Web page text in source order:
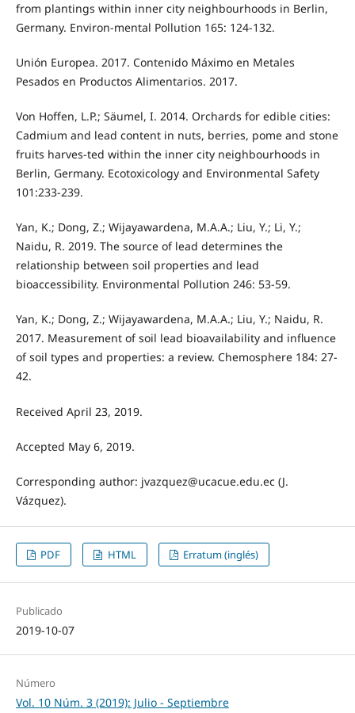
from plantings within inner city neighbourhoods in Berlin,
Germany. Environ-mental Pollution 165: 124-132.
Unión Europea. 2017. Contenido Máximo en Metales
Pesados en Productos Alimentarios. 2017.
Von Hoffen, L.P.; Säumel, I. 2014. Orchards for edible cities:
Cadmium and lead content in nuts, berries, pome and stone
fruits harves-ted within the inner city neighbourhoods in
Berlin, Germany. Ecotoxicology and Environmental Safety
101:233-239.
Yan, K.; Dong, Z.; Wijayawardena, M.A.A.; Liu, Y.; Li, Y.;
Naidu, R. 2019. The source of lead determines the
relationship between soil properties and lead
bioaccessibility. Environmental Pollution 246: 53-59.
Yan, K.; Dong, Z.; Wijayawardena, M.A.A.; Liu, Y.; Naidu, R.
2017. Measurement of soil lead bioavailability and influence
of soil types and properties: a review. Chemosphere 184: 27-
42.
Received April 23, 2019.
Accepted May 6, 2019.
Corresponding author: jvazquez@ucacue.edu.ec (J.
Vázquez).
PDF HTML Erratum (inglés)
Publicado
2019-10-07
Número
Vol. 10 Núm. 3 (2019): Julio - Septiembre